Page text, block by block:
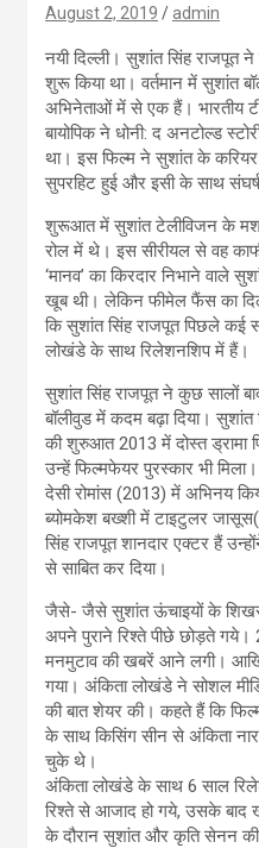
August 2, 2019 admin
नयी दिल्ली। सुशांत सिंह राजपूत
शुरू किया था। वर्तमान में सुशांत
अभिनेताओं में से एक हैं। भारतीय
बायोपिक ने धोनी: द अनटोल्ड
था। इस फिल्म ने सुशांत के करियर
सुपरहिट हुई और इसी के साथ
शुरूआत में सुशांत टेलीविजन के मशहूर
रोल में थे। इस सीरीयल से वह
‘मानव’ का किरदार निभाने वाले
खूब थी। लेकिन फीमेल फैंस का
कि सुशांत सिंह राजपूत पिछले कई
लोखंडे के साथ रिलेशनशिप में हैं।
सुशांत सिंह राजपूत ने कुछ सालों
बॉलीवुड में कदम बढ़ा दिया।
की शुरुआत 2013 में दोस्त ड्रामा
उन्हें फिल्मफेयर पुरस्कार भी
देसी रोमांस (2013) में अभिनय
ब्योमकेश बख्शी में टाइटुलर
सिंह राजपूत शानदार एक्टर हैं
से साबित कर दिया।
जैसे- जैसे सुशांत ऊंचाइयों के
अपने पुराने रिश्ते पीछे छोड़ते
मनमुटाव की खबरें आने लगी।
गया। अंकिता लोखंडे ने सोशल
की बात शेयर की। कहते हैं कि फिल्म
के साथ किसिंग सीन से अंकिता
चुके थे।
अंकिता लोखंडे के साथ 6 साल
रिश्ते से आजाद हो गये, उसके बाद
के दौरान सुशांत और कृति सेनन